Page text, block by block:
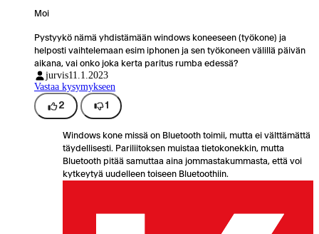
Moi
Pystyykö nämä yhdistämään windows koneeseen (työkone) ja
helposti vaihtelemaan esim iphonen ja sen työkoneen välillä päivän
aikana, vai onko joka kerta paritus rumba edessä?
jurvis11.1.2023
Vastaa kysymykseen
2 1
Windows kone missä on Bluetooth toimii, mutta ei välttämättä
täydellisesti. Pariliitoksen muistaa tietokonekkin, mutta
Bluetooth pitää samuttaa aina jommastakummasta, että voi
kytkeytyä uudelleen toiseen Bluetoothiin.